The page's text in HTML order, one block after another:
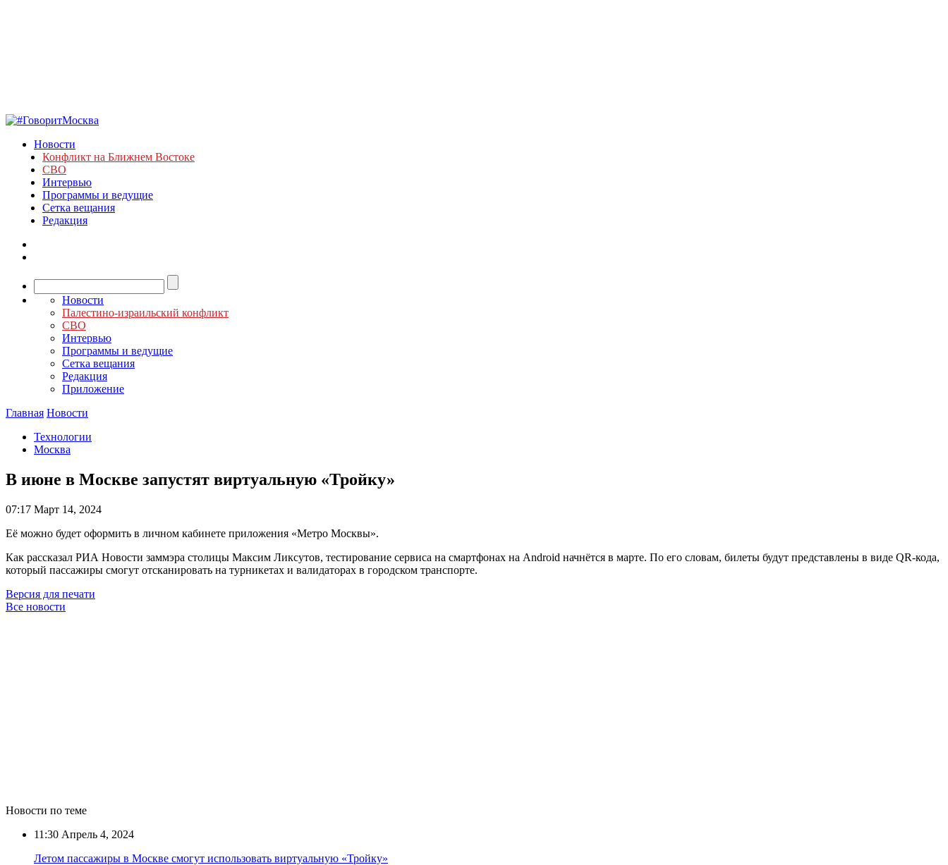
Новости
Конфликт на Ближнем Востоке
СВО
Интервью
Программы и ведущие
Сетка вещания
Редакция
Новости
Палестино-израильский конфликт
СВО
Интервью
Программы и ведущие
Сетка вещания
Редакция
Приложение
Главная Новости
Технологии
Москва
В июне в Москве запустят виртуальную «Тройку»
07:17 Март 14, 2024
Её можно будет оформить в личном кабинете приложения «Метро Москвы».
Как рассказал РИА Новости заммэра столицы Максим Ликсутов, тестирование сервиса на смартфонах на Android начнётся в марте. По его словам, билеты будут представлены в виде QR-кода,
который пассажиры смогут отсканировать на турникетах и валидаторах в городском транспорте.
Версия для печати
Все новости
Новости по теме
11:30 Апрель 4, 2024
Летом пассажиры в Москве смогут использовать виртуальную «Тройку»